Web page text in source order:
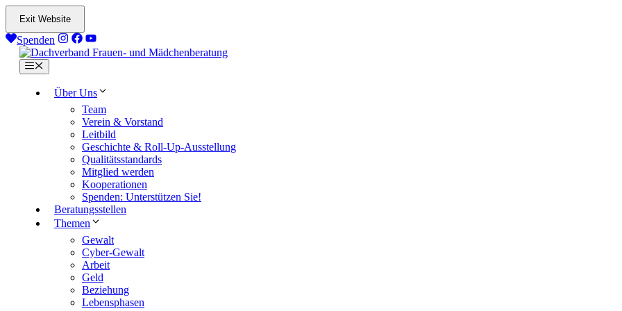
Exit Website
Zum
springen
Spenden
Menü
Über Uns
Team
Verein & Vorstand
Leitbild
Geschichte & Roll-Up-Ausstellung
Qualitätsstandards
Mitglied werden
Kooperationen
Spenden: Unterstützen Sie!
Beratungsstellen
Themen
Gewalt
Cyber-Gewalt
Arbeit
Geld
Beziehung
Lebensphasen